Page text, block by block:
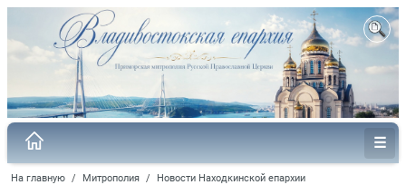
На главную / Митрополия / Новости Находкинской епархии